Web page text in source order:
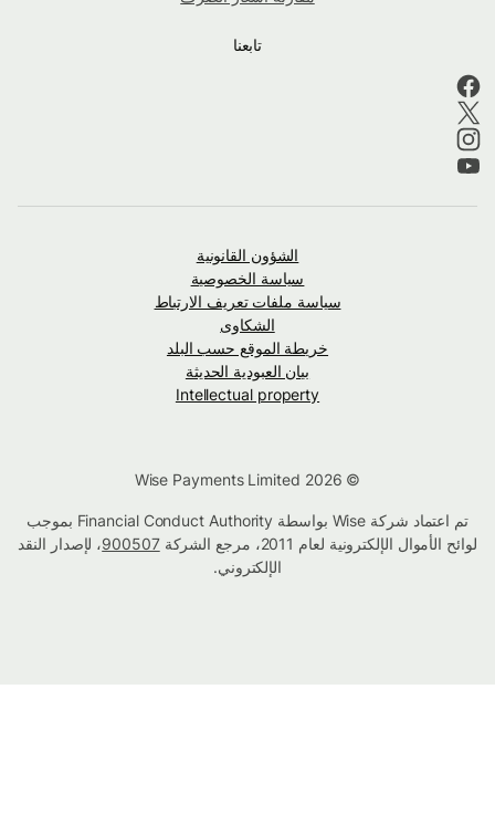
تابعنا
الشؤون القانونية
سياسة الخصوصية
سياسة ملفات تعريف الارتباط
الشكاوى
خريطة الموقع حسب البلد
بيان العبودية الحديثة
Intellectual property
تم اعتماد شركة Wise بواسطة Financial Conduct Authority بموجب
لوائح الأموال الإلكترونية لعام 2011، مرجع الشركة
900507، لإصدار النقد
الإلكتروني.